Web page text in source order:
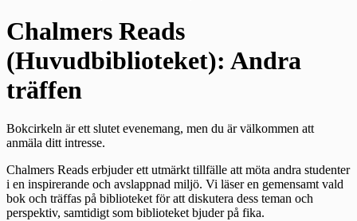
Chalmers Reads
(Huvudbiblioteket): Andra
träffen
Bokcirkeln är ett slutet evenemang, men du är välkommen att
anmäla ditt intresse.
Chalmers Reads erbjuder ett utmärkt tillfälle att möta andra studenter
i en inspirerande och avslappnad miljö. Vi läser en gemensamt vald
bok och träffas på biblioteket för att diskutera dess teman och
perspektiv, samtidigt som biblioteket bjuder på fika.